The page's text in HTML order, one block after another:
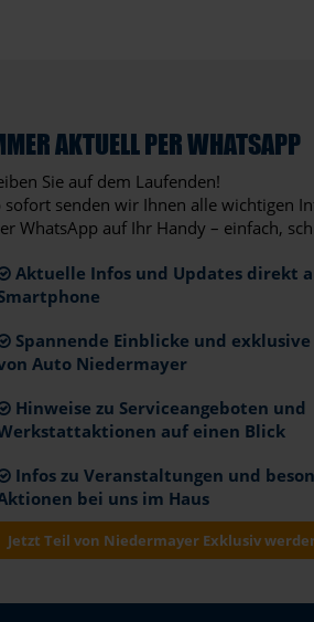
AKTUELL PER WHATSAPP
Sie auf dem Laufenden!
sofort senden wir Ihnen alle wichtigen
WhatsApp auf Ihr Handy – einfach,
Aktuelle Infos und Updates direkt
Spannende Einblicke und
Auto Niedermayer
Hinweise zu Serviceangeboten und
auf einen Blick
Infos zu Veranstaltungen und
bei uns im Haus
Jetzt Teil von Niedermayer Exklusiv